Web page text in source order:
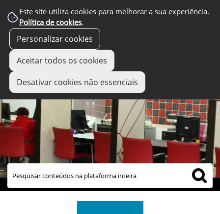
Este site utiliza cookies para melhorar a sua experiência.
Política de cookies.
Personalizar cookies
Aceitar todos os cookies
Desativar cookies não essenciais
links úteis